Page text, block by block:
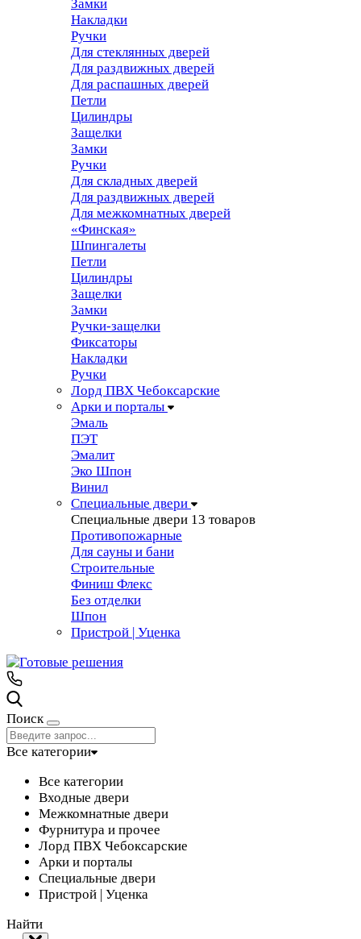
Замки
Накладки
Ручки
Для стеклянных дверей
Для раздвижных дверей
Для распашных дверей
Петли
Цилиндры
Защелки
Замки
Ручки
Для складных дверей
Для раздвижных дверей
Для межкомнатных дверей
«Финская»
Шпингалеты
Петли
Цилиндры
Защелки
Замки
Ручки-защелки
Фиксаторы
Накладки
Ручки
Лорд ПВХ Чебоксарские
Арки и порталы
Эмаль
ПЭТ
Эмалит
Эко Шпон
Винил
Специальные двери
Специальные двери 13 товаров
Противопожарные
Для сауны и бани
Строительные
Финиш Флекс
Без отделки
Шпон
Пристрой | Уценка
Поиск
Все категории
Все категории
Входные двери
Межкомнатные двери
Фурнитура и прочее
Лорд ПВХ Чебоксарские
Арки и порталы
Специальные двери
Пристрой | Уценка
Найти